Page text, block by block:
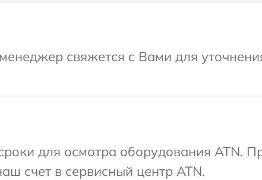
свяжется с Вами для
для осмотра оборудования ATN.
счет в сервисный центр ATN.